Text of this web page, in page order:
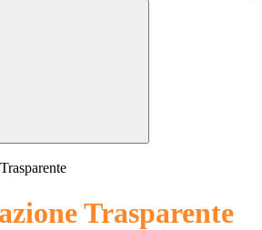
Trasparente